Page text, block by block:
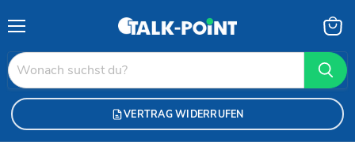
VERTRAG WIDERRUFEN